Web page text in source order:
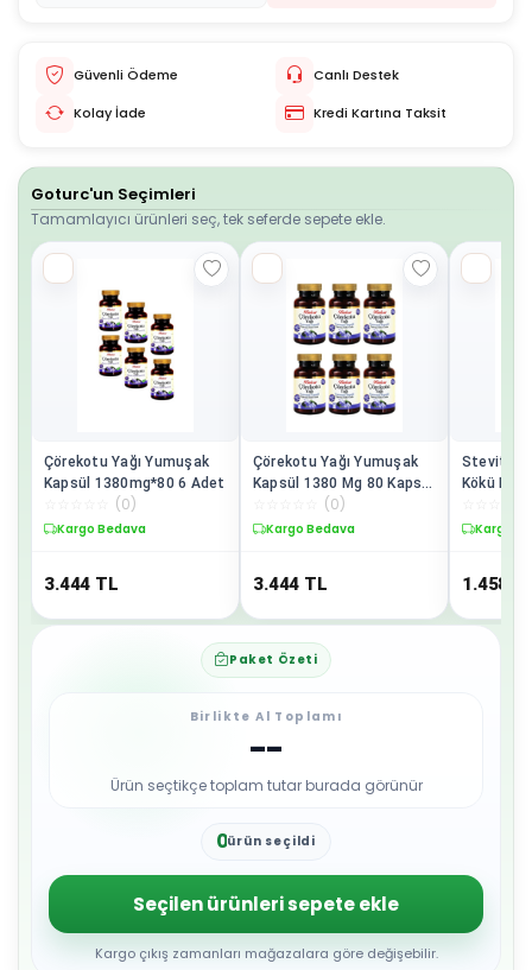
Güvenli Ödeme
Canlı Destek
Kolay İade
Kredi Kartına Taksit
Goturc'un Seçimleri
Tamamlayıcı ürünleri seç, tek seferde sepete ekle.
Çörekotu Yağı Yumuşak
Kapsül 1380mg*80 6 Adet
(0)
Kargo Bedava
3.444 TL
Çörekotu Yağı Yumuşak
Kapsül 1380 Mg 80 Kapsül
(0)
Kargo Bedava
3.444 TL
Stevit
Kökü
Kargo
1.458
Paket Özeti
Birlikte Al Toplamı
--
Ürün seçtikçe toplam tutar burada görünür
0
2
3
4
5
6
ürün seçildi
Seçilen ürünleri sepete ekle
Kargo çıkış zamanları mağazalara göre değişebilir.